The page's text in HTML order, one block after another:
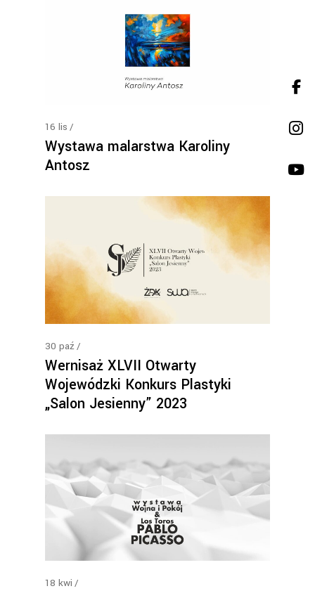
16 lis
Wystawa malarstwa Karoliny
Antosz
30 paź
Wernisaż XLVII Otwarty
Wojewódzki Konkurs Plastyki
„Salon Jesienny” 2023
18 kwi